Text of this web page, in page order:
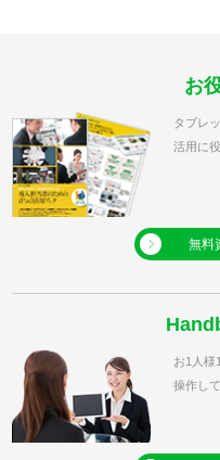
お
タブレ
活用に
無料
お1人様
操作し